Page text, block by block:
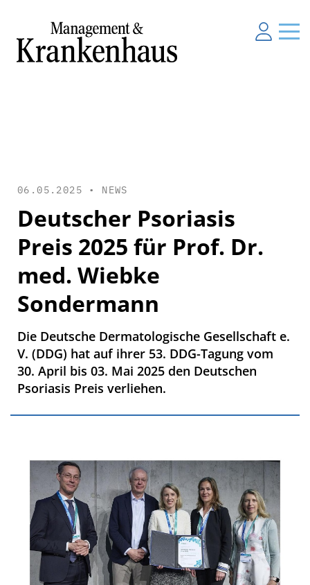
06.05.2025 • NEWS
Deutscher Psoriasis
Preis 2025 für Prof. Dr.
med. Wiebke
Sondermann
Die Deutsche Dermatologische Gesellschaft e.
V. (DDG) hat auf ihrer 53. DDG-Tagung vom
30. April bis 03. Mai 2025 den Deutschen
Psoriasis Preis verliehen.